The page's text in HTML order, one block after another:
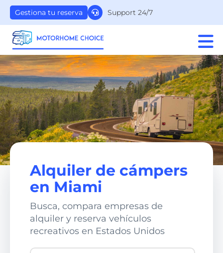
Support 24/7
Gestiona tu reserva
Alquiler de cámpers
en Miami
Busca, compara empresas de
alquiler y reserva vehículos
recreativos en Estados Unidos